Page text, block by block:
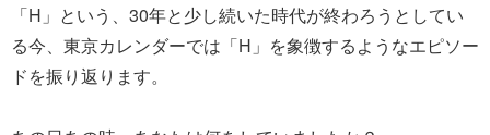
「H」という、30年と少し続いた時代が終わろうとしてい
る今、東京カレンダーでは「H」を象徴するようなエピソー
ドを振り返ります。